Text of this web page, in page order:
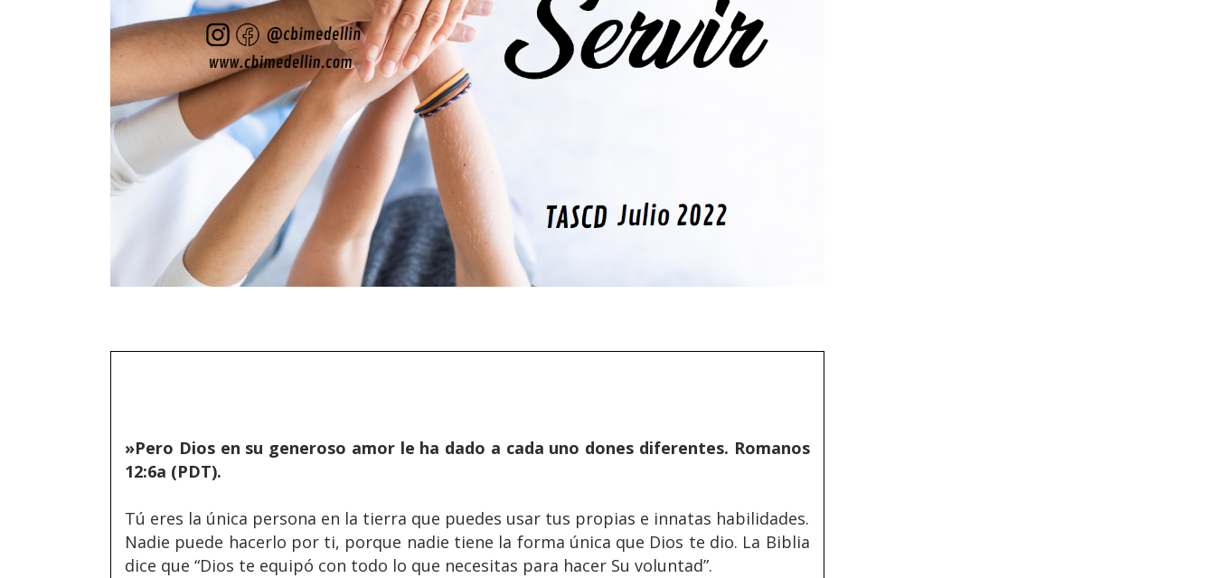
»Pero Dios en su generoso amor le ha dado a cada uno dones diferentes. Romanos
12:6a (PDT).
Tú eres la única persona en la tierra que puedes usar tus propias e innatas habilidades.
Nadie puede hacerlo por ti, porque nadie tiene la forma única que Dios te dio. La Biblia
dice que “Dios te equipó con todo lo que necesitas para hacer Su voluntad”.